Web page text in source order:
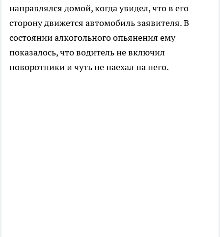
направлялся домой, когда увидел, что в его
сторону движется автомобиль заявителя. В
состоянии алкогольного опьянения ему
показалось, что водитель не включил
поворотники и чуть не наехал на него.